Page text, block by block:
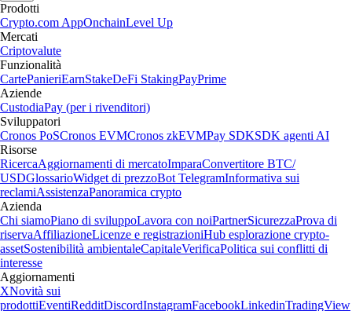
Prodotti
Crypto.com AppOnchainLevel Up
Mercati
Criptovalute
Funzionalità
CartePanieriEarnStakeDeFi StakingPayPrime
Aziende
CustodiaPay (per i rivenditori)
Sviluppatori
Cronos PoSCronos EVMCronos zkEVMPay SDKSDK agenti AI
Risorse
RicercaAggiornamenti di mercatoImparaConvertitore BTC/
USDGlossarioWidget di prezzoBot TelegramInformativa sui
reclamiAssistenzaPanoramica crypto
Azienda
Chi siamoPiano di sviluppoLavora con noiPartnerSicurezzaProva di
riservaAffiliazioneLicenze e registrazioniHub esplorazione crypto-
assetSostenibilità ambientaleCapitaleVerificaPolitica sui conflitti di
interesse
Aggiornamenti
XNovità sui
prodottiEventiRedditDiscordInstagramFacebookLinkedinTradingView